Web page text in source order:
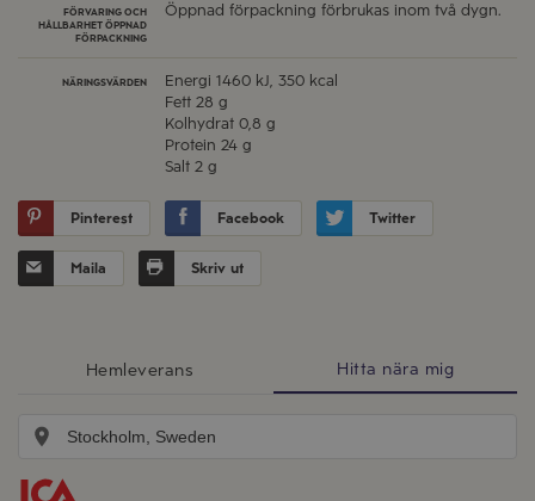
FÖRVARING OCH
HÅLLBARHET ÖPPNAD
FÖRPACKNING
Öppnad förpackning förbrukas inom två dygn.
NÄRINGSVÄRDEN Energi 1460 kJ, 350 kcal
Fett 28 g
Kolhydrat 0,8 g
Protein 24 g
Salt 2 g
Pinterest Facebook Twitter
Maila Skriv ut
Hemleverans Hitta nära mig